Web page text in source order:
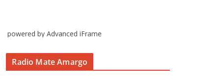
powered by Advanced iFrame
Radio Mate Amargo